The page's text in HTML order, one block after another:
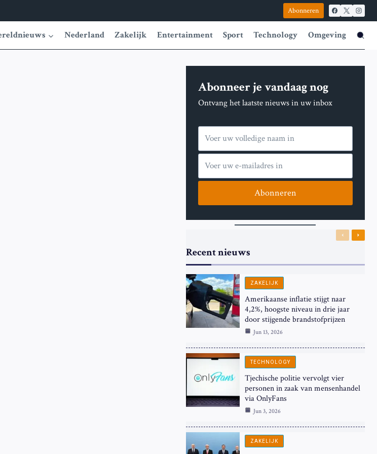
Abonneren
Nederland Zakelijk Entertainment Sport Technology Omgeving
Abonneer je vandaag nog
Ontvang het laatste nieuws in uw inbox
Abonneren
Recent nieuws
Previous
Next
ZAKELIJK
Amerikaanse inflatie stijgt naar
4,2%, hoogste niveau in drie jaar
door stijgende brandstofprijzen
Jun 13, 2026
TECHNOLOGY
Tjechische politie vervolgt vier
personen in zaak van mensenhandel
via OnlyFans
Jun 3, 2026
ZAKELIJK